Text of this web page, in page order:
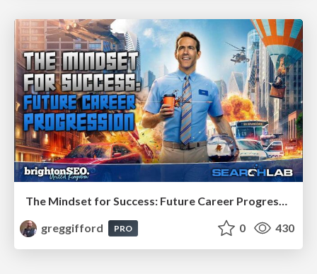
greggifford
PRO 0 430